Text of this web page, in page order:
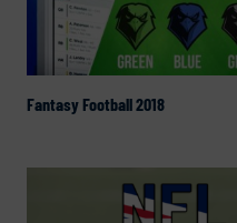
Fantasy Football 2018